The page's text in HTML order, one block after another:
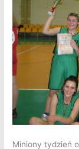
Miniony tydzień